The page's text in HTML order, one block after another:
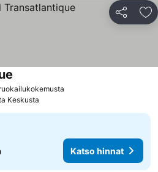
Jaa
Keskusta
Katso hinnat